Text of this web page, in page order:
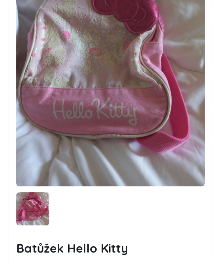
Batůžek Hello Kitty